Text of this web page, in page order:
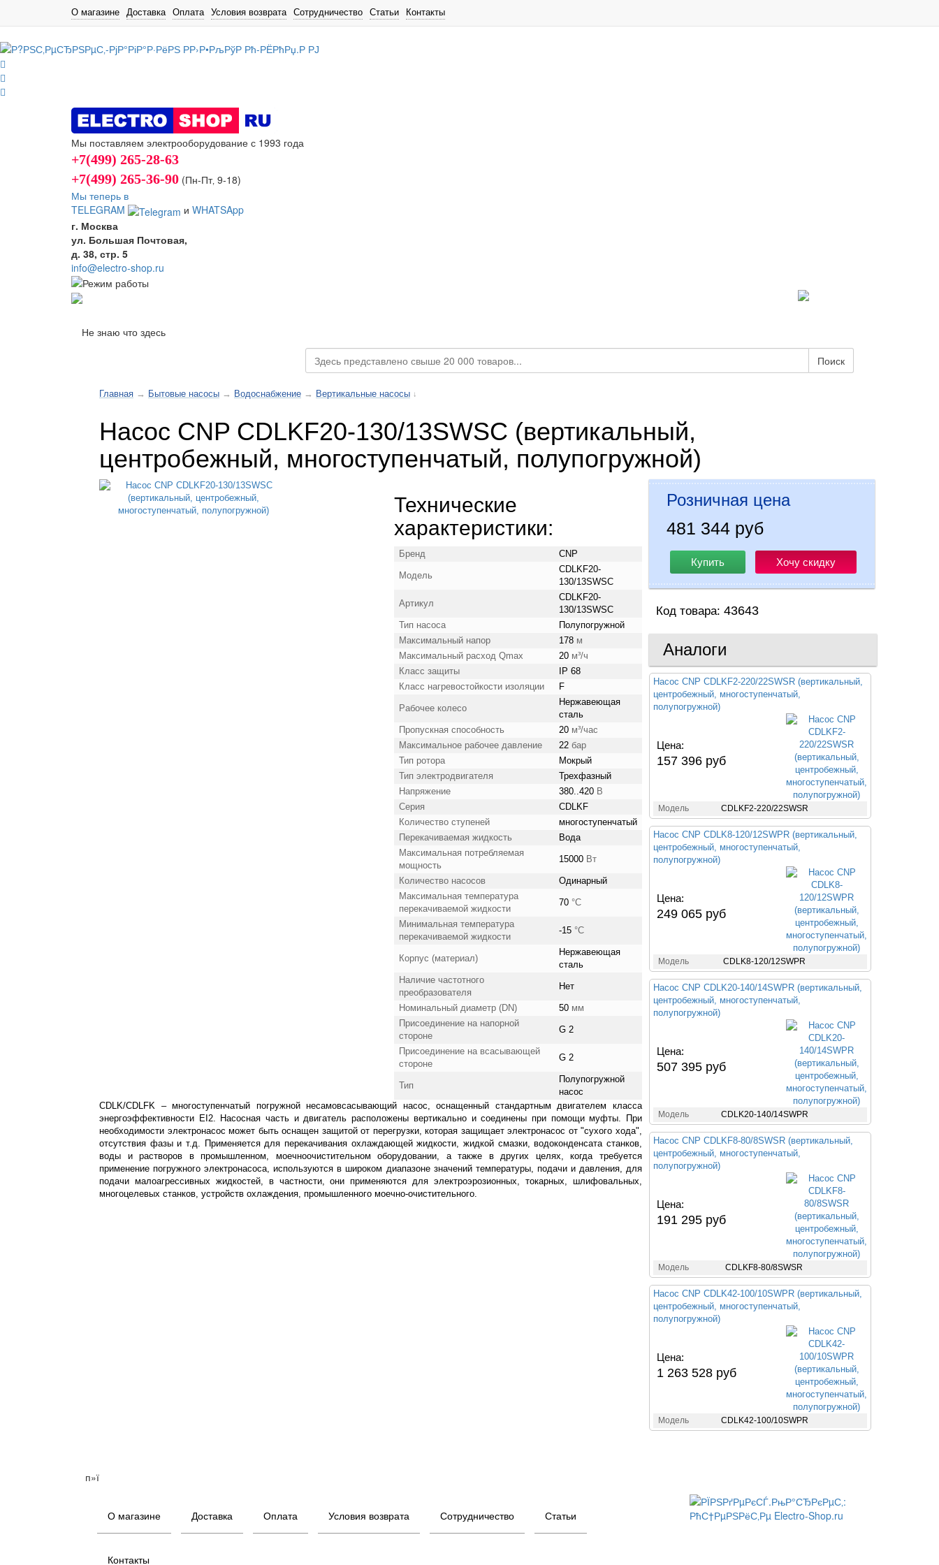
О магазине Доставка Оплата Условия возврата Сотрудничество Статьи Контакты
Мы поставляем электрооборудование с 1993 года
+7(499) 265-28-63
+7(499) 265-36-90 (Пн-Пт‚ 9-18)
Мы теперь в
TELEGRAM
и WHATSApp
г. Москва
ул. Большая Почтовая,
д. 38, стр. 5
info@electro-shop.ru
Не знаю что здесь
Поиск
Главная → Бытовые насосы → Водоснабжение → Вертикальные насосы ↓
Насос CNP CDLKF20-130/13SWSC (вертикальный,
центробежный, многоступенчатый, полупогружной)
Технические
характеристики:
Бренд CNP
Модель
CDLKF20-
130/13SWSC
Артикул
CDLKF20-
130/13SWSC
Тип насоса
Полупогружной
Максимальный напор
178 м
Максимальный расход Qmax
20 м³/ч
Класс защиты
IP 68
Класс нагревостойкости изоляции
F
Рабочее колесо
Нержавеющая
сталь
Пропускная способность
20 м³/час
Максимальное рабочее давление
22 бар
Тип ротора
Мокрый
Тип электродвигателя
Трехфазный
Напряжение
380..420 В
Серия
CDLKF
Количество ступеней
многоступенчатый
Перекачиваемая жидкость
Вода
Максимальная потребляемая
мощность
15000 Вт
Количество насосов
Одинарный
Максимальная температура
перекачиваемой жидкости
70 °С
Минимальная температура
перекачиваемой жидкости
-15 °С
Корпус (материал)
Нержавеющая
сталь
Наличие частотного
преобразователя
Нет
Номинальный диаметр (DN) 50 мм
Присоединение на напорной
стороне
G 2
Присоединение на всасывающей
стороне
G 2
Тип
Полупогружной
насос
CDLK/CDLFK – многоступенчатый погружной несамовсасывающий насос, оснащенный стандартным двигателем класса
энергоэффективности ЕI2. Насосная часть и двигатель расположены вертикально и соединены при помощи муфты. При
необходимости электронасос может быть оснащен защитой от перегрузки, которая защищает электронасос от "сухого хода",
отсутствия фазы и т.д. Применяется для перекачивания охлаждающей жидкости, жидкой смазки, водоконденсата станков,
воды и растворов в промышленном, моечноочистительном оборудовании, а также в других целях, когда требуется
применение погружного электронасоса, используются в широком диапазоне значений температуры, подачи и давления, для
подачи малоагрессивных жидкостей, в частности, они применяются для электроэрозионных, токарных, шлифовальных,
многоцелевых станков, устройств охлаждения, промышленного моечно-очистительного.
Розничная цена
481 344 руб
Купить Хочу скидку
Код товара: 43643
Аналоги
Насос CNP CDLKF2-220/22SWSR (вертикальный,
центробежный, многоступенчатый,
полупогружной)
Цена:
157 396 руб
Модель CDLKF2-220/22SWSR
Насос CNP CDLK8-120/12SWPR (вертикальный,
центробежный, многоступенчатый,
полупогружной)
Цена:
249 065 руб
Модель CDLK8-120/12SWPR
Насос CNP CDLK20-140/14SWPR (вертикальный,
центробежный, многоступенчатый,
полупогружной)
Цена:
507 395 руб
Модель CDLK20-140/14SWPR
Насос CNP CDLKF8-80/8SWSR (вертикальный,
центробежный, многоступенчатый,
полупогружной)
Цена:
191 295 руб
Модель CDLKF8-80/8SWSR
Насос CNP CDLK42-100/10SWPR (вертикальный,
центробежный, многоступенчатый,
полупогружной)
Цена:
1 263 528 руб
Модель CDLK42-100/10SWPR
п»ї
О магазине Доставка Оплата Условия возврата Сотрудничество Статьи
Контакты